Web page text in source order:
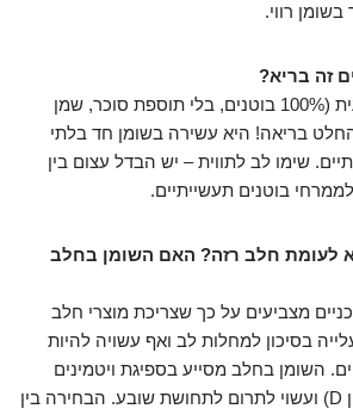
רווי.
זה בריא?
חמאת בוטנים טבעית (100% בוטנים, בלי תוספת סוכר, שמן
בריאה! היא עשירה בשומן חד בלתי
שימו לב לתווית – יש הבדל עצום בין
בוטנים תעשייתיים.
לעומת חלב רזה? האם השומן בחלב
מצביעים על כך שצריכת מוצרי חלב
בסיכון למחלות לב ואף עשויה להיות
השומן בחלב מסייע בספיגת ויטמינים
מסיסי שומן (כמו ויטמין D) ועשוי לתרום לתחושת שובע. הבחירה בין